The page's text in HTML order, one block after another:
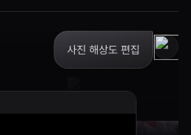
사진 해상도 편집